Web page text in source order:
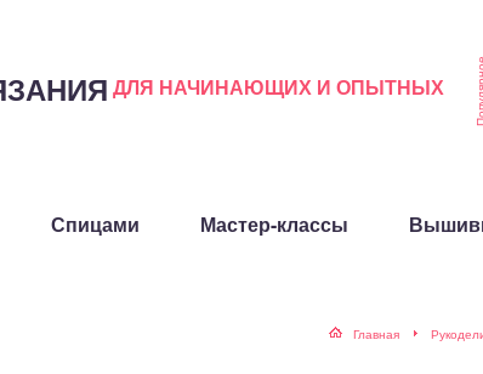
ДЛЯ НАЧИНАЮЩИХ И ОПЫТНЫХ
Спицами Мастер-классы
Главная